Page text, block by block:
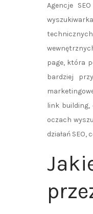
Agencje
page, która
bardziej
link
oczach
działań